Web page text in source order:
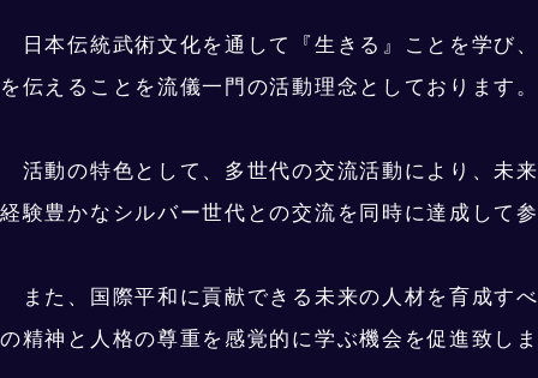
日本伝統武術文化を通して『生きる』ことを学び
を伝えることを流儀一門の活動理念としております。
活動の特色として、多世代の交流活動により、未
経験豊かなシルバー世代との交流を同時に達成して
また、国際平和に貢献できる未来の人材を育成す
の精神と人格の尊重を感覚的に学ぶ機会を促進致し